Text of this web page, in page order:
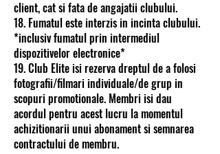
client, cat si fata de angajatii clubului.
18. Fumatul este interzis in incinta clubului.
*inclusiv fumatul prin intermediul
dispozitivelor electronice*
19. Club Elite isi rezerva dreptul de a folosi
fotografii/filmari individuale/de grup in
scopuri promotionale. Membri isi dau
acordul pentru acest lucru la momentul
achizitionarii unui abonament si semnarea
contractului de membru.